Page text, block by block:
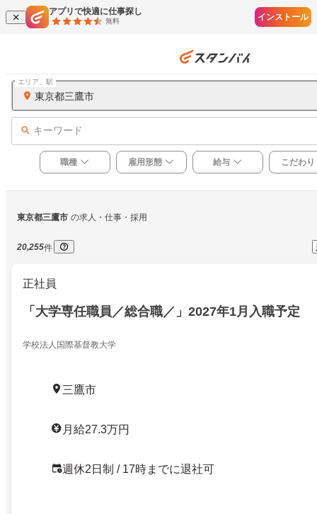
アプリで快適に仕事探し
無料 インストール
東京都三鷹市
エリア、駅
キーワード
職種 雇用形態 給与 こだわり
東京都三鷹市 の求人・仕事・採用
20,255件
正社員
「大学専任職員／総合職／」2027年1月入職予定
学校法人国際基督教大学
三鷹市
月給27.3万円
週休2日制 / 17時までに退社可